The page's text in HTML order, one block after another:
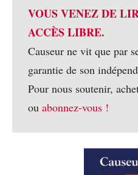
VOUS VENEZ DE
ACCÈS LIBRE.
Causeur ne vit que par
garantie de son
Pour nous soutenir,
ou abonnez-vous !